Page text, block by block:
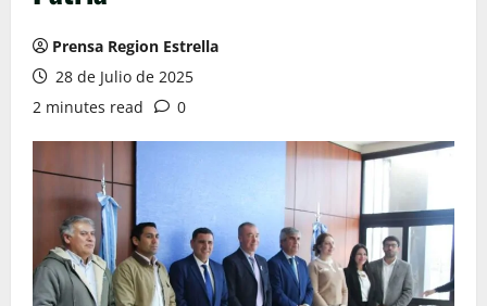
Prensa Region Estrella
28 de Julio de 2025
2 minutes read
0